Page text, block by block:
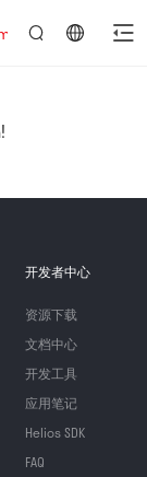
开发者中心
资源下载
文档中心
开发工具
应用笔记
Helios SDK
FAQ